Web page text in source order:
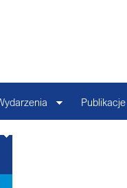
Publikacje